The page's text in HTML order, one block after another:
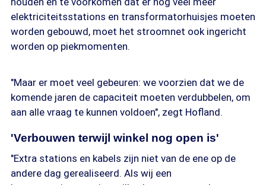
elektriciteitsstations en transformatorhuisjes moeten
worden gebouwd, moet het stroomnet ook ingericht
worden op piekmomenten.
"Maar er moet veel gebeuren: we voorzien dat we de
komende jaren de capaciteit moeten verdubbelen, om
aan alle vraag te kunnen voldoen", zegt Hofland.
'Verbouwen terwijl winkel nog open is'
"Extra stations en kabels zijn niet van de ene op de
andere dag gerealiseerd. Als wij een